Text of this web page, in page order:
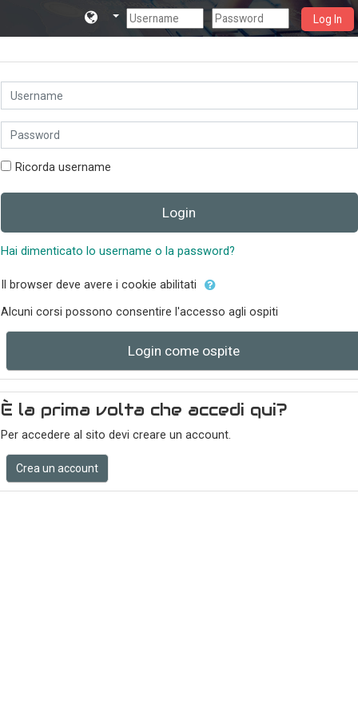
Vai al contenuto principale
Log In
Username
Password
Ricorda username
Login
Hai dimenticato lo username o la password?
Il browser deve avere i cookie abilitati
Alcuni corsi possono consentire l'accesso agli ospiti
Login come ospite
È la prima volta che accedi qui?
Per accedere al sito devi creare un account.
Crea un account